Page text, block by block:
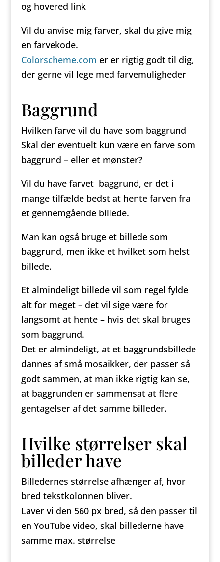
og hovered link
Vil du anvise mig farver, skal du give mig
en farvekode.
Colorscheme.com er er rigtig godt til dig,
der gerne vil lege med farvemuligheder
Baggrund
Hvilken farve vil du have som baggrund
Skal der eventuelt kun være en farve som
baggrund – eller et mønster?
Vil du have farvet baggrund, er det i
mange tilfælde bedst at hente farven fra
et gennemgående billede.
Man kan også bruge et billede som
baggrund, men ikke et hvilket som helst
billede.
Et almindeligt billede vil som regel fylde
alt for meget – det vil sige være for
langsomt at hente – hvis det skal bruges
som baggrund.
Det er almindeligt, at et baggrundsbillede
dannes af små mosaikker, der passer så
godt sammen, at man ikke rigtig kan se,
at baggrunden er sammensat at flere
gentagelser af det samme billeder.
Hvilke størrelser skal
billeder have
Billedernes størrelse afhænger af, hvor
bred tekstkolonnen bliver.
Laver vi den 560 px bred, så den passer til
en YouTube video, skal billederne have
samme max. størrelse